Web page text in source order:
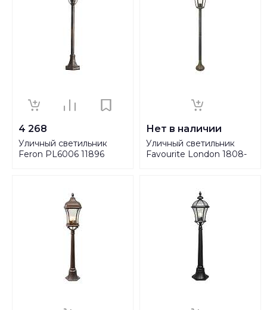
4 268
Уличный светильник
Feron PL6006 11896
Нет в наличии
Уличный светильник
Favourite London 1808-